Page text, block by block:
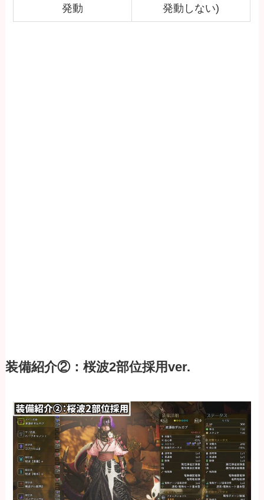
発動 発動しない)
装備紹介②：桜波2部位採用ver.